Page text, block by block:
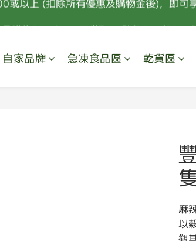
或以上 (扣除所有優惠及購物金後)，即可
購物每HK$100可獲取10點積分，積分及
自家品牌 急凍食品區 乾貨區
麻
以